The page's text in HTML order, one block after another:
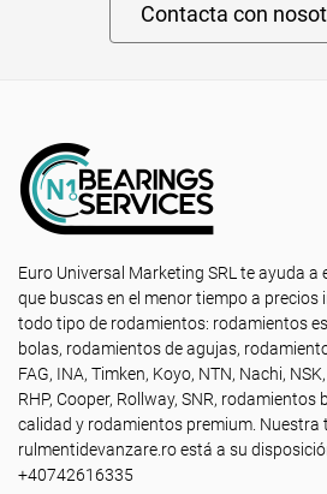
Contacta con
Euro Universal Marketing SRL te ayuda
que buscas en el menor tiempo a precios
todo tipo de rodamientos: rodamientos
bolas, rodamientos de agujas,
FAG, INA, Timken, Koyo, NTN, Nachi, NSK,
RHP, Cooper, Rollway, SNR,
calidad y rodamientos premium. Nuestra
rulmentidevanzare.ro está a su
+40742616335